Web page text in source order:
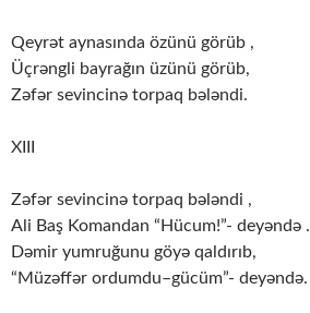
Qeyrət aynasında özünü görüb ,
Üçrəngli bayrağın üzünü görüb,
Zəfər sevincinə torpaq bələndi.
XIII
Zəfər sevincinə torpaq bələndi ,
Ali Baş Komandan “Hücum!”- deyəndə .
Dəmir yumruğunu göyə qaldırıb,
“Müzəffər ordumdu–gücüm”- deyəndə.